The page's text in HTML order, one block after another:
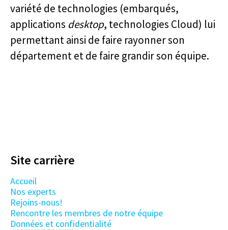
variété de technologies (embarqués,
applications desktop, technologies Cloud) lui
permettant ainsi de faire rayonner son
département et de faire grandir son équipe.
Site carrière
Accueil
Nos experts
Rejoins-nous!
Rencontre les membres de notre équipe
Données et confidentialité